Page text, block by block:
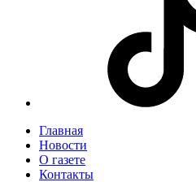
Главная
Новости
О газете
Контакты